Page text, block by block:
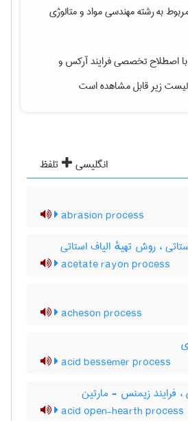
به رشتهمهندسی مواد و متالوژی
با اصطلاح تخصصیفرایند آرکسو
لیست زیر قابل مشاهده است
انگلیسی
تلفظ
abrasion process
، روش تهیهٔ الیاف استاتی
acetate rayon process
acheson process
acid bessemer process
، فرایند زیمنس - مارتین
acid open-hearth process